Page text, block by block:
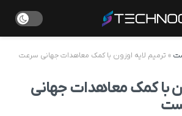
» ترمیم لایه اوزون با کمک معاهدات جهانی سرعت
با کمک معاهدات جهانی